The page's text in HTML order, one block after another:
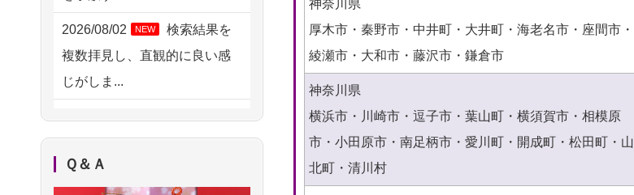
神奈川県
厚木市・秦野市・中井町・大井町・海老名市・座間市・
綾瀬市・大和市・藤沢市・鎌倉市
神奈川県
横浜市・川崎市・逗子市・葉山町・横須賀市・相模原
市・小田原市・南足柄市・愛川町・開成町・松田町・山
北町・清川村
2026/08/03 21:17
愛知県の方からお申込み
虎ノ門の方からお申込み
2026/08/02 11:15
2026/08/02 NEW
検索結果を
複数拝見し、直観的に良い感
じがしま...
ハードルが高そうに思えるの
ですが、...
Ｑ＆Ａ